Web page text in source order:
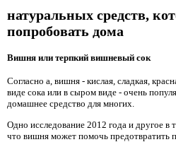
натуральных средств,
попробовать дома
Вишня или терпкий вишневый сок
Согласно a, вишня - кислая, сладкая,
виде сока или в сыром виде - очень
домашнее средство для многих.
Одно исследование 2012 года и другое в
что вишня может помочь предотвратить